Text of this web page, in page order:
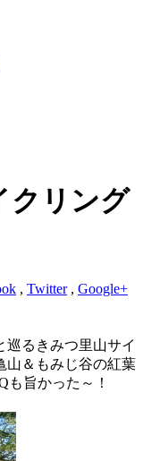
クリング
, Twitter, Google+
巡るきみつ里山サイ
山＆もみじ谷の紅葉
も旨かった～！